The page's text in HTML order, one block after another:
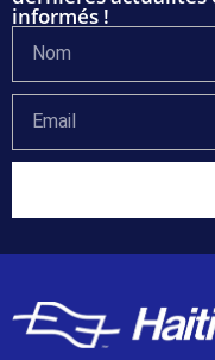
informés !